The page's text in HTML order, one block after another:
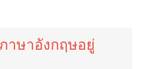
าษาอังกฤษอยู่